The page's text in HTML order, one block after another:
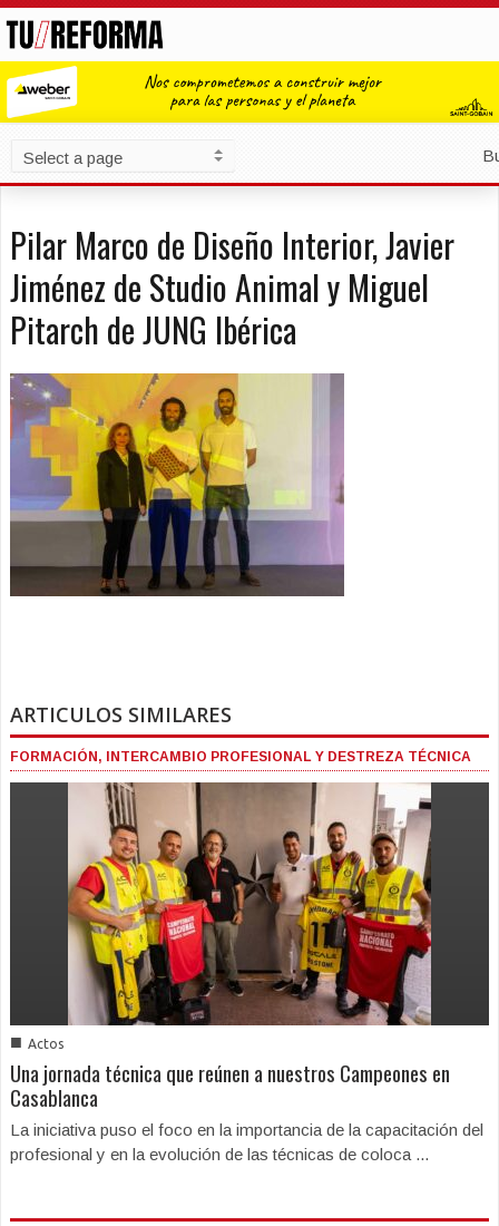
Pilar Marco de Diseño Interior, Javier
Jiménez de Studio Animal y Miguel
Pitarch de JUNG Ibérica
ARTICULOS SIMILARES
FORMACIÓN, INTERCAMBIO PROFESIONAL Y DESTREZA TÉCNICA
■ Actos
Una jornada técnica que reúnen a nuestros Campeones en
Casablanca
La iniciativa puso el foco en la importancia de la capacitación del
profesional y en la evolución de las técnicas de coloca ...